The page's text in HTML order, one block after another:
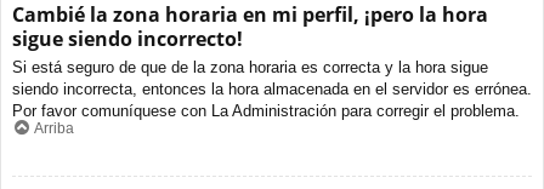
Cambié la zona horaria en mi perfil, ¡pero la hora
sigue siendo incorrecto!
Si está seguro de que de la zona horaria es correcta y la hora sigue
siendo incorrecta, entonces la hora almacenada en el servidor es errónea.
Por favor comuníquese con La Administración para corregir el problema.
Arriba